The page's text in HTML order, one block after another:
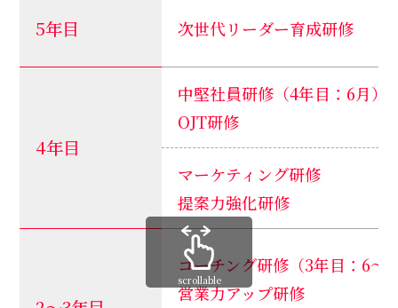
5年目 次世代リーダー育成研修
4年目
中堅社員研修（4年目：6月）
OJT研修
マーケティング研修
提案力強化研修
コーチング研修（3年目：6～
営業力アップ研修
scrollable